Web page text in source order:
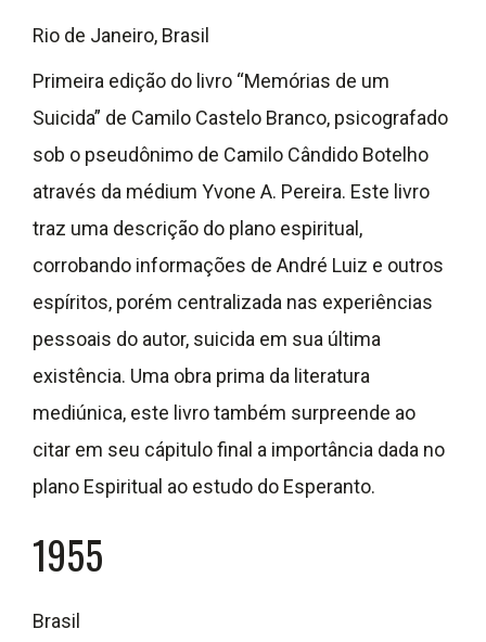
Rio de Janeiro, Brasil
Primeira edição do livro “Memórias de um
Suicida” de Camilo Castelo Branco, psicografado
sob o pseudônimo de Camilo Cândido Botelho
através da médium Yvone A. Pereira. Este livro
traz uma descrição do plano espiritual,
corrobando informações de André Luiz e outros
espíritos, porém centralizada nas experiências
pessoais do autor, suicida em sua última
existência. Uma obra prima da literatura
mediúnica, este livro também surpreende ao
citar em seu cápitulo final a importância dada no
plano Espiritual ao estudo do Esperanto.
1955
Brasil